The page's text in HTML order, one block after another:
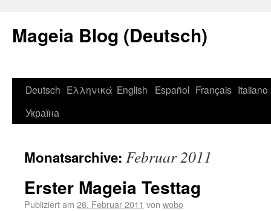
Mageia Blog (Deutsch)
Deutsch Ελληνικά English Español Français Italiano
Україна
Monatsarchive: Februar 2011
Erster Mageia Testtag
Publiziert am 26. Februar 2011 von wobo